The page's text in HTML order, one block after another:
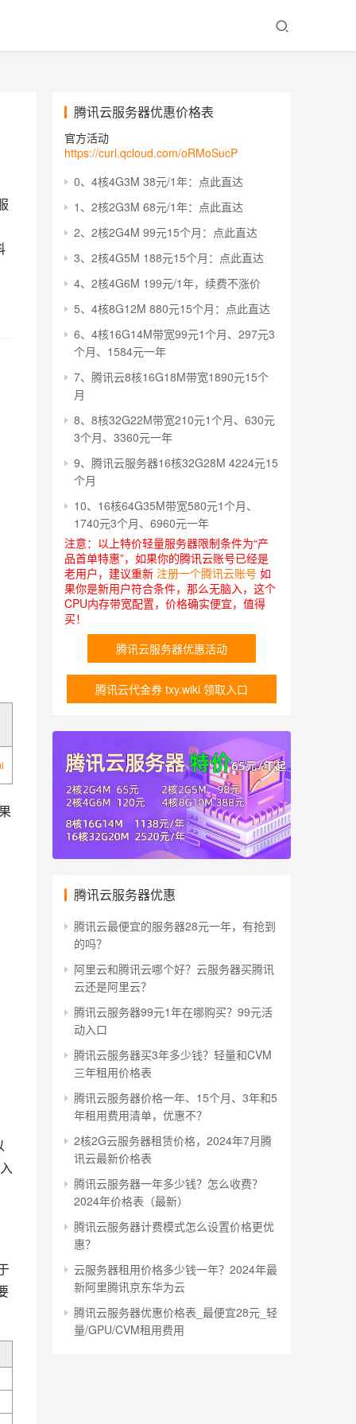
腾讯云服务器优惠价格表
官方活动
https://curl.qcloud.com/oRMoSucP
0、4核4G3M 38元/1年：点此直达
1、2核2G3M 68元/1年：点此直达
2、2核2G4M 99元15个月：点此直达
3、2核4G5M 188元15个月：点此直达
4、2核4G6M 199元/1年，续费不涨价
5、4核8G12M 880元15个月：点此直达
6、4核16G14M带宽99元1个月、297元3
个月、1584元一年
7、腾讯云8核16G18M带宽1890元15个
月
8、8核32G22M带宽210元1个月、630元
3个月、3360元一年
9、腾讯云服务器16核32G28M 4224元15
个月
10、16核64G35M带宽580元1个月、
1740元3个月、6960元一年
注意：以上特价轻量服务器限制条件为“产
品首单特惠”，如果你的腾讯云账号已经是
老用户，建议重新 注册一个腾讯云账号 如
果你是新用户符合条件，那么无脑入，这个
CPU内存带宽配置，价格确实便宜，值得
买！
腾讯云服务器优惠活动
腾讯云代金券 txy.wiki 领取入口
腾讯云服务器优惠
腾讯云最便宜的服务器28元一年，有抢到
的吗？
阿里云和腾讯云哪个好？云服务器买腾讯
云还是阿里云？
腾讯云服务器99元1年在哪购买？99元活
动入口
腾讯云服务器买3年多少钱？轻量和CVM
三年租用价格表
腾讯云服务器价格一年、15个月、3年和5
年租用费用清单，优惠不？
2核2G云服务器租赁价格，2024年7月腾
讯云最新价格表
腾讯云服务器一年多少钱？怎么收费？
2024年价格表（最新）
腾讯云服务器计费模式怎么设置价格更优
惠？
云服务器租用价格多少钱一年？2024年最
新阿里腾讯京东华为云
腾讯云服务器优惠价格表_最便宜28元_轻
量/GPU/CVM租用费用